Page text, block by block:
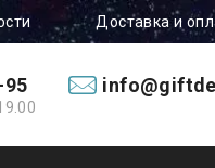
Доставка и
95